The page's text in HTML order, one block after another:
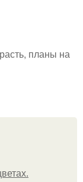
планы на